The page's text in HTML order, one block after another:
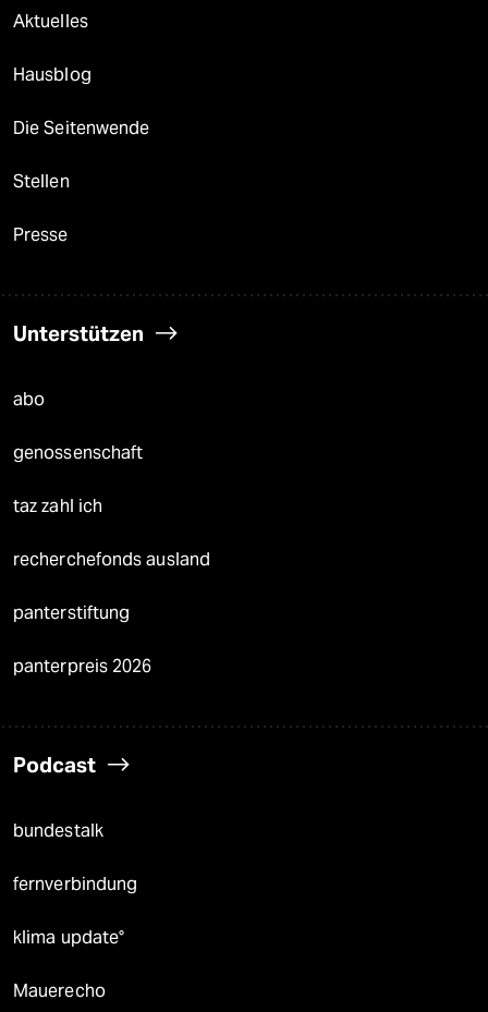
Aktuelles
Hausblog
Die Seitenwende
Stellen
Presse
Unterstützen
abo
genossenschaft
taz zahl ich
recherchefonds ausland
panterstiftung
panterpreis 2026
Podcast
bundestalk
fernverbindung
klima update°
Mauerecho